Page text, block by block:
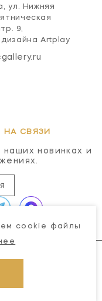
ул. Нижняя
9,
дизайна Artplay
СВЯЗИ
новинках и
cookie файлы